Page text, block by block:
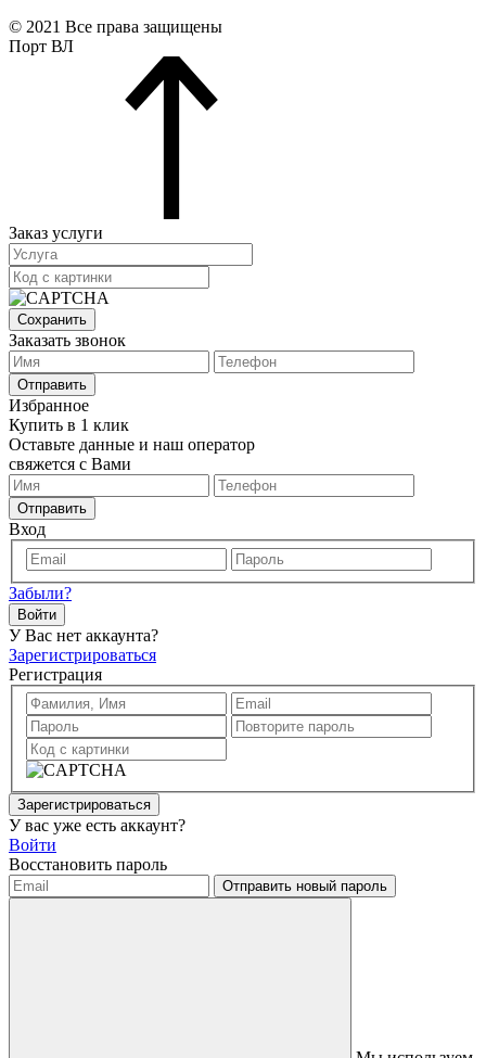
© 2021 Все права защищены
Порт ВЛ
Заказ услуги
Сохранить
Заказать звонок
Отправить
Избранное
Купить в 1 клик
Оставьте данные и наш оператор
свяжется с Вами
Отправить
Вход
Забыли?
Войти
У Вас нет аккаунта?
Зарегистрироваться
Регистрация
Зарегистрироваться
У вас уже есть аккаунт?
Войти
Восстановить пароль
Отправить новый пароль